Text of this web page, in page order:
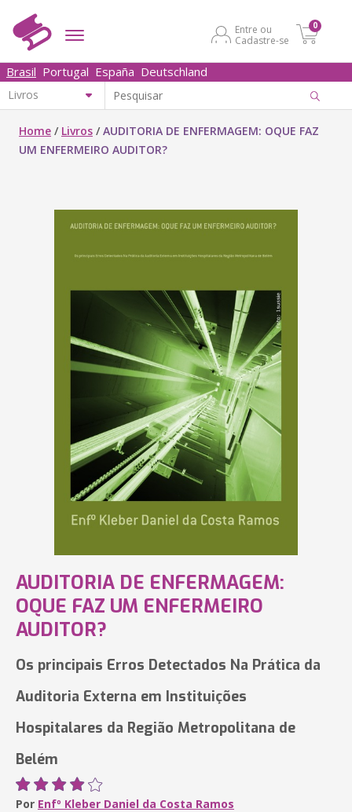
Entre ou
Cadastre-se
0
Brasil Portugal España Deutschland
Home / Livros /AUDITORIA DE ENFERMAGEM: OQUE FAZ
UM ENFERMEIRO AUDITOR?
AUDITORIA DE ENFERMAGEM:
OQUE FAZ UM ENFERMEIRO
AUDITOR?
Os principais Erros Detectados Na Prática da
Auditoria Externa em Instituições
Hospitalares da Região Metropolitana de
Belém
Por Enfº Kleber Daniel da Costa Ramos